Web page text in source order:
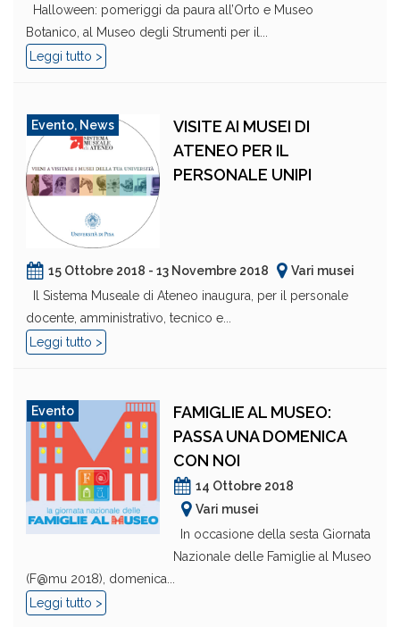
Halloween: pomeriggi da paura all’Orto e Museo
Botanico, al Museo degli Strumenti per il...
Leggi tutto >
Evento, News
VISITE AI MUSEI DI
ATENEO PER IL
PERSONALE UNIPI
15 Ottobre 2018 - 13 Novembre 2018
Vari musei
Il Sistema Museale di Ateneo inaugura, per il personale
docente, amministrativo, tecnico e...
Leggi tutto >
Evento
FAMIGLIE AL MUSEO:
PASSA UNA DOMENICA
CON NOI
14 Ottobre 2018
Vari musei
In occasione della sesta Giornata
Nazionale delle Famiglie al Museo
(F@mu 2018), domenica...
Leggi tutto >